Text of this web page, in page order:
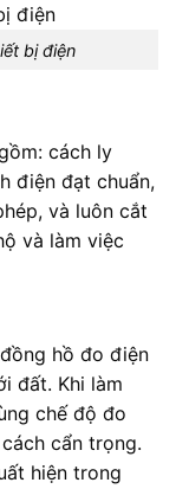
bị điện
cách ly
điện đạt chuẩn,
và luôn cắt
và làm việc
hồ đo điện
đất. Khi làm
chế độ đo
cẩn trọng.
hiện trong